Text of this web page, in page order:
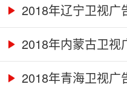
2018年辽宁卫视广
2018年内蒙古卫视
2018年青海卫视广